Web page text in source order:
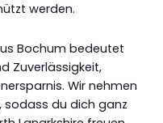
werden.
Bochum bedeutet
Zuverlässigkeit,
Wir nehmen
sodass du dich ganz